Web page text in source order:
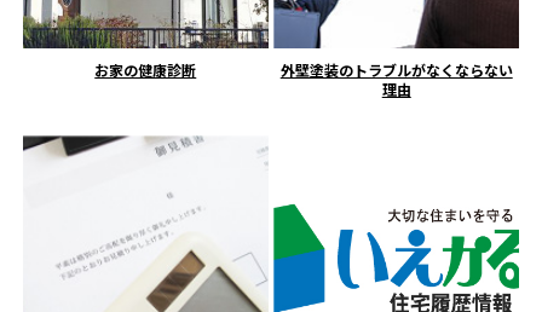
お家の健康診断
外壁塗装のトラブルがなくならない
理由